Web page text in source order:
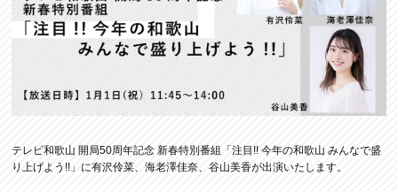
テレビ和歌山 開局50周年記念 新春特別番組「注目!! 今年の和歌山 みんなで盛
り上げよう!!」に有沢伶菜、海老澤佳奈、谷山美香が出演いたします。